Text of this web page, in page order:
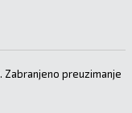
Zabranjeno preuzimanje